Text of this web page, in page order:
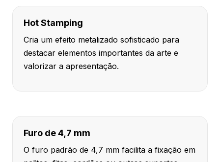
Hot Stamping
Cria um efeito metalizado sofisticado para
destacar elementos importantes da arte e
valorizar a apresentação.
Furo de 4,7 mm
O furo padrão de 4,7 mm facilita a fixação em